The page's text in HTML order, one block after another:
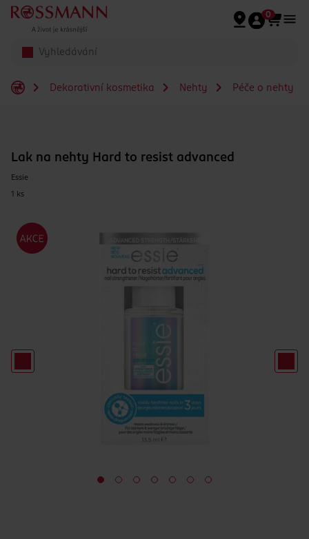
Přeskočit na hlavmní obsah
0
Dekorativní kosmetika Nehty Péče o nehty
Lak na nehty Hard to resist advanced
Essie
1 ks